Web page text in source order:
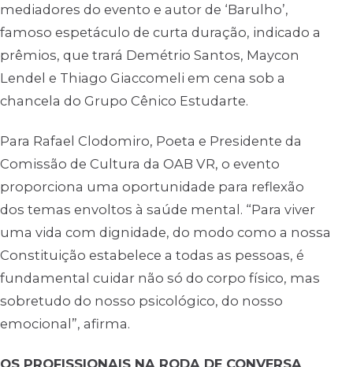
mediadores do evento e autor de ‘Barulho’,
famoso espetáculo de curta duração, indicado a
prêmios, que trará Demétrio Santos, Maycon
Lendel e Thiago Giaccomeli em cena sob a
chancela do Grupo Cênico Estudarte.
Para Rafael Clodomiro, Poeta e Presidente da
Comissão de Cultura da OAB VR, o evento
proporciona uma oportunidade para reflexão
dos temas envoltos à saúde mental. “Para viver
uma vida com dignidade, do modo como a nossa
Constituição estabelece a todas as pessoas, é
fundamental cuidar não só do corpo físico, mas
sobretudo do nosso psicológico, do nosso
emocional”, afirma.